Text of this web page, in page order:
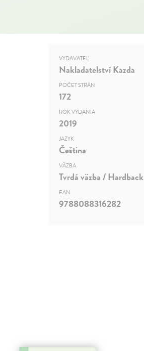
VYDAVATEĽ
Nakladatelství Kazda
POČET STRÁN
172
ROK VYDANIA
2019
JAZYK
Čeština
VÄZBA
Tvrdá väzba / Hardback
EAN
9788088316282